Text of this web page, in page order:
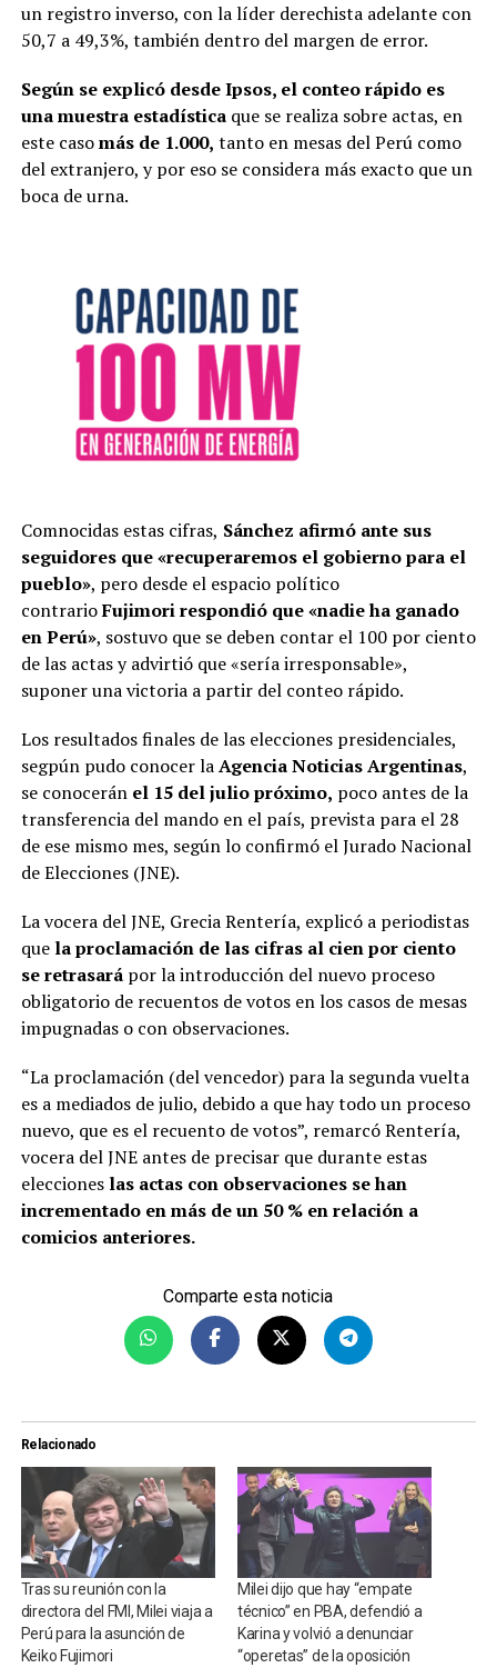
un registro inverso, con la líder derechista adelante con
50,7 a 49,3%, también dentro del margen de error.
Según se explicó desde Ipsos, el conteo rápido es
una muestra estadística que se realiza sobre actas, en
este casomás de 1.000, tanto en mesas del Perú como
del extranjero, y por eso se considera más exacto que un
boca de urna.
Comnocidas estas cifras, Sánchez afirmó ante sus
seguidores que «recuperaremos el gobierno para el
pueblo», pero desde el espacio político
contrarioFujimori respondió que «nadie ha ganado
en Perú», sostuvo que se deben contar el 100 por ciento
de las actas y advirtió que «sería irresponsable»,
suponer una victoria a partir del conteo rápido.
Los resultados finales de las elecciones presidenciales,
segpún pudo conocer laAgencia Noticias Argentinas,
se conocerán el 15 del julio próximo, poco antes de la
transferencia del mando en el país, prevista para el 28
de ese mismo mes, según lo confirmó el Jurado Nacional
de Elecciones (JNE).
La vocera del JNE, Grecia Rentería, explicó a periodistas
quela proclamación de las cifras al cien por ciento
se retrasarápor la introducción del nuevo proceso
obligatorio de recuentos de votos en los casos de mesas
impugnadas o con observaciones.
“La proclamación (del vencedor) para la segunda vuelta
es a mediados de julio, debido a que hay todo un proceso
nuevo, que es el recuento de votos”, remarcó Rentería,
vocera del JNE antes de precisar que durante estas
elecciones las actas con observaciones se han
incrementado en más de un 50 % en relación a
comicios anteriores.
Comparte esta noticia
Relacionado
Tras su reunión con la
directora del FMI, Milei viaja a
Perú para la asunción de
Keiko Fujimori
Milei dijo que hay “empate
técnico” en PBA, defendió a
Karina y volvió a denunciar
“operetas” de la oposición